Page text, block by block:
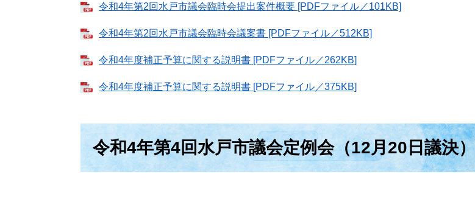
令和4年第2回水戸市議会臨時会提出案件概要 [PDFファイル／101KB]
令和4年第2回水戸市議会臨時会議案書 [PDFファイル／512KB]
令和4年度補正予算に関する説明書 [PDFファイル／262KB]
令和4年度補正予算に関する説明書 [PDFファイル／375KB]
令和4年第4回水戸市議会定例会（12月20日議決）